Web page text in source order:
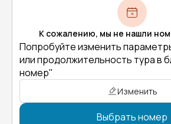
К сожалению, мы не нашли
Попробуйте изменить
или продолжительность тура в
номер"
Изменить
Выбрать номер